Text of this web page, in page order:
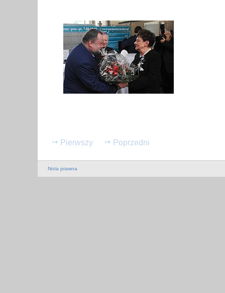
Pierwszy Poprzedni
Nota prawna